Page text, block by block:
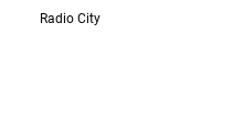
Radio City